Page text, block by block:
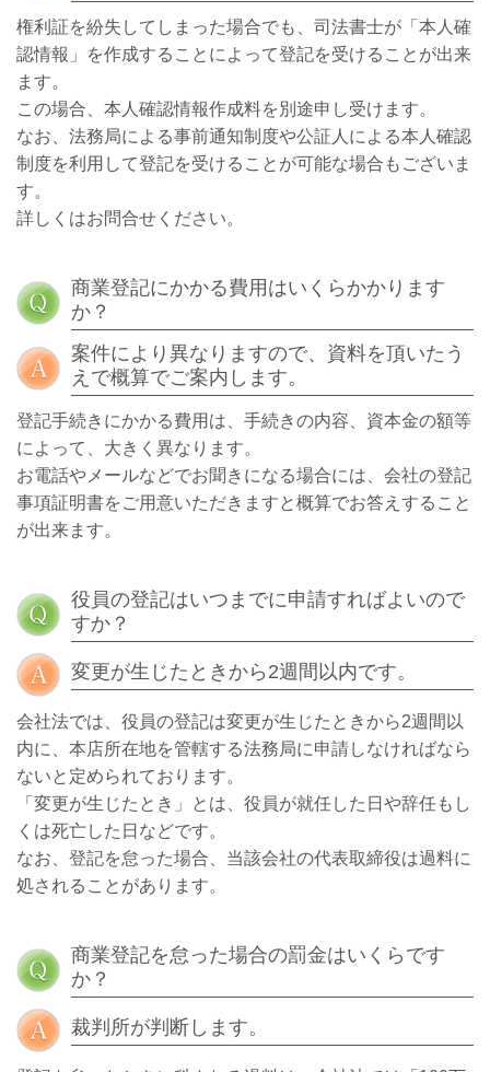
権利証を紛失してしまった場合でも、司法書士が「本人確
認情報」を作成することによって登記を受けることが出来
ます。
この場合、本人確認情報作成料を別途申し受けます。
なお、法務局による事前通知制度や公証人による本人確認
制度を利用して登記を受けることが可能な場合もございま
す。
詳しくはお問合せください。
商業登記にかかる費用はいくらかかります
か？
案件により異なりますので、資料を頂いたう
えで概算でご案内します。
登記手続きにかかる費用は、手続きの内容、資本金の額等
によって、大きく異なります。
お電話やメールなどでお聞きになる場合には、会社の登記
事項証明書をご用意いただきますと概算でお答えすること
が出来ます。
役員の登記はいつまでに申請すればよいので
すか？
変更が生じたときから2週間以内です。
会社法では、役員の登記は変更が生じたときから2週間以
内に、本店所在地を管轄する法務局に申請しなければなら
ないと定められております。
「変更が生じたとき」とは、役員が就任した日や辞任もし
くは死亡した日などです。
なお、登記を怠った場合、当該会社の代表取締役は過料に
処されることがあります。
商業登記を怠った場合の罰金はいくらです
か？
裁判所が判断します。